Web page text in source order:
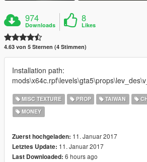
974
Downloads
8
Likes
4.63 von 5 Sternen (4 Stimmen)
Installation path:
MISC TEXTURE PROP TAIWAN
MONEY
Zuerst hochgeladen: 11. Januar 2017
Letztes Update: 11. Januar 2017
Last Downloaded: 6 hours ago